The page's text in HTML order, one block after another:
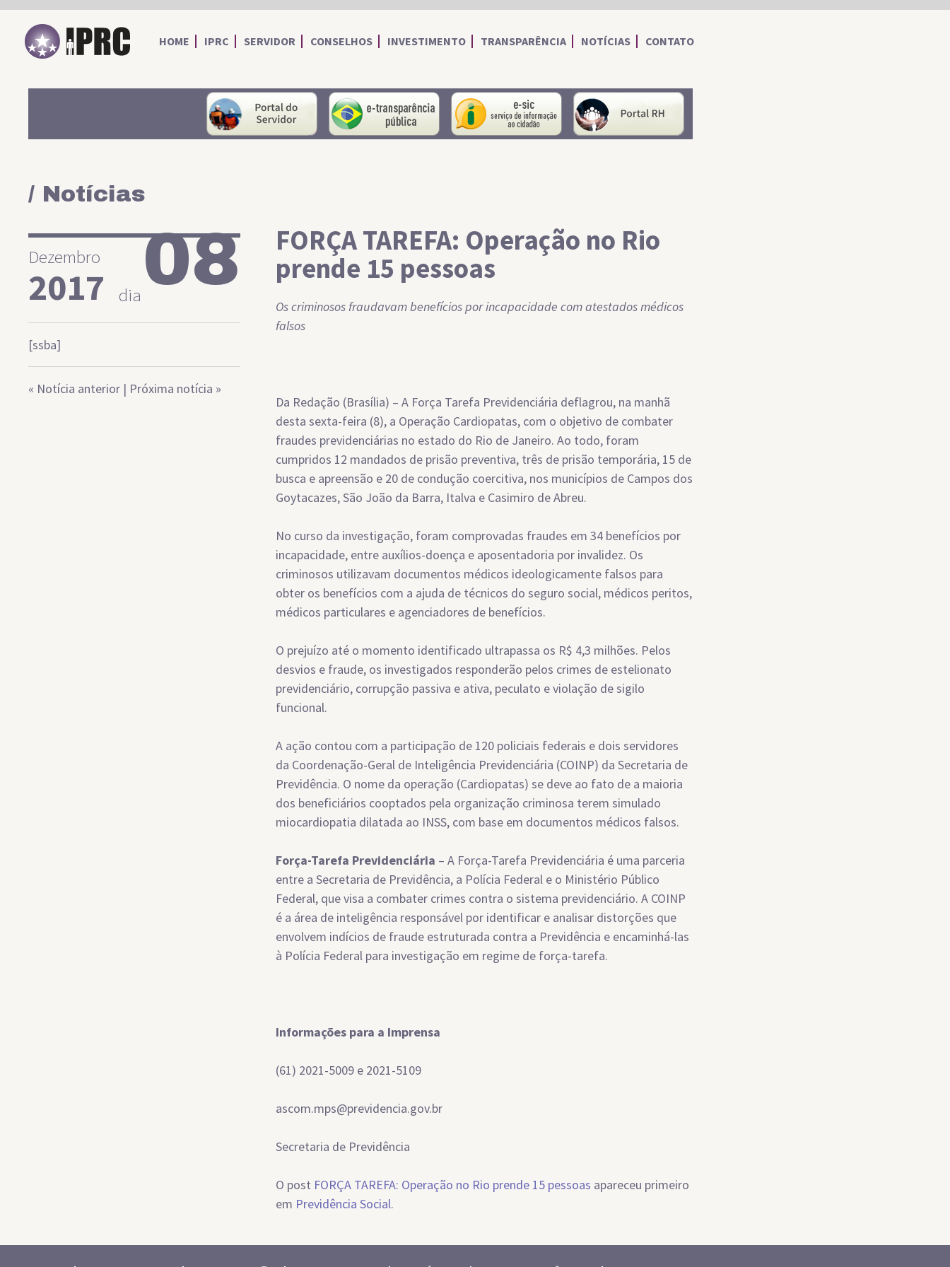
IPRC
HOME IPRC SERVIDOR CONSELHOS INVESTIMENTO TRANSPARÊNCIA NOTÍCIAS CONTATO
portal do servidor portal da transparência Serviço de Informações ao Cidadão
/ Notícias
Dezembro
2017 dia08
[ssba]
« Notícia anterior | Próxima notícia »
FORÇA TAREFA: Operação no Rio
prende 15 pessoas
Os criminosos fraudavam benefícios por incapacidade com atestados médicos
falsos
Da Redação (Brasília) – A Força Tarefa Previdenciária deflagrou, na manhã
desta sexta-feira (8), a Operação Cardiopatas, com o objetivo de combater
fraudes previdenciárias no estado do Rio de Janeiro. Ao todo, foram
cumpridos 12 mandados de prisão preventiva, três de prisão temporária, 15 de
busca e apreensão e 20 de condução coercitiva, nos municípios de Campos dos
Goytacazes, São João da Barra, Italva e Casimiro de Abreu.
No curso da investigação, foram comprovadas fraudes em 34 benefícios por
incapacidade, entre auxílios-doença e aposentadoria por invalidez. Os
criminosos utilizavam documentos médicos ideologicamente falsos para
obter os benefícios com a ajuda de técnicos do seguro social, médicos peritos,
médicos particulares e agenciadores de benefícios.
O prejuízo até o momento identificado ultrapassa os R$ 4,3 milhões. Pelos
desvios e fraude, os investigados responderão pelos crimes de estelionato
previdenciário, corrupção passiva e ativa, peculato e violação de sigilo
funcional.
A ação contou com a participação de 120 policiais federais e dois servidores
da Coordenação-Geral de Inteligência Previdenciária (COINP) da Secretaria de
Previdência. O nome da operação (Cardiopatas) se deve ao fato de a maioria
dos beneficiários cooptados pela organização criminosa terem simulado
miocardiopatia dilatada ao INSS, com base em documentos médicos falsos.
Força-Tarefa Previdenciária – A Força-Tarefa Previdenciária é uma parceria
entre a Secretaria de Previdência, a Polícia Federal e o Ministério Público
Federal, que visa a combater crimes contra o sistema previdenciário. A COINP
é a área de inteligência responsável por identificar e analisar distorções que
envolvem indícios de fraude estruturada contra a Previdência e encaminhá-las
à Polícia Federal para investigação em regime de força-tarefa.
Informações para a Imprensa
(61) 2021-5009 e 2021-5109
ascom.mps@previdencia.gov.br
Secretaria de Previdência
O post FORÇA TAREFA: Operação no Rio prende 15 pessoas apareceu primeiro
em Previdência Social.